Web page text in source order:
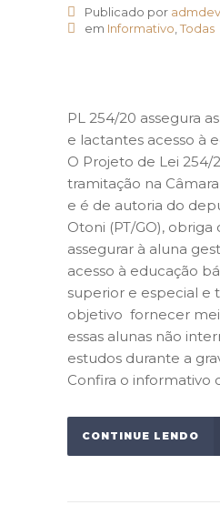
Publicado por admdev
em Informativo Todas
PL 254/20 assegura
e lactantes acesso à
O Projeto de Lei 254/
tramitação na
e é de autoria do
Otoni (PT/GO),
assegurar à aluna
acesso à educação
superior e especial e
objetivo fornecer
essas alunas não
estudos durante a
Confira o informativo
CONTINUE LENDO